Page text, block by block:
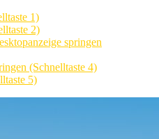
1)
2)
springen
(Schnelltaste 4)
5)